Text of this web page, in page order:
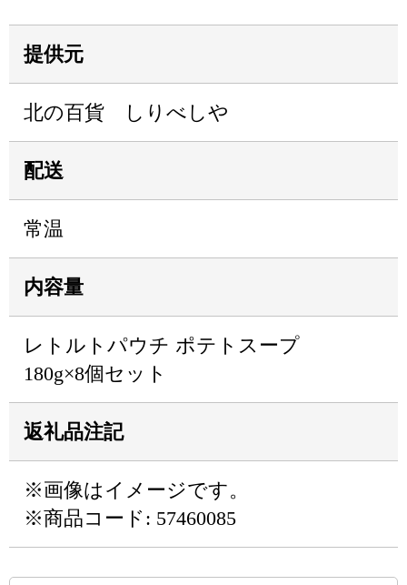
提供元
北の百貨 しりべしや
配送
常温
内容量
レトルトパウチ ポテトスープ
180g×8個セット
返礼品注記
※画像はイメージです。
※商品コード: 57460085